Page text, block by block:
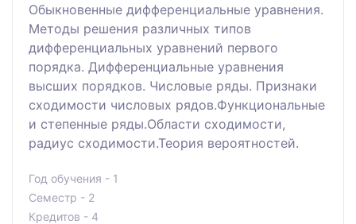
Обыкновенные дифференциальные уравнения.
Методы решения различных типов
дифференциальных уравнений первого
порядка. Дифференциальные уравнения
высших порядков. Числовые ряды. Признаки
сходимости числовых рядов.Функциональные
и степенные ряды.Области сходимости,
радиус сходимости.Теория вероятностей.
Год обучения - 1
Семестр - 2
Кредитов - 4